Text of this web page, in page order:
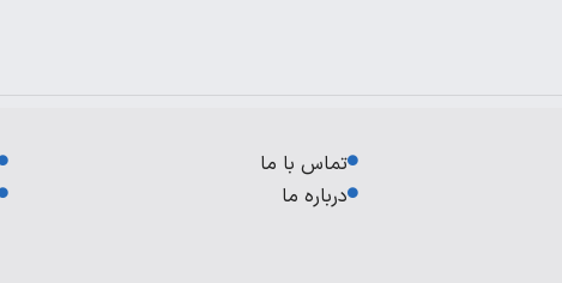
تماس با ما
درباره ما